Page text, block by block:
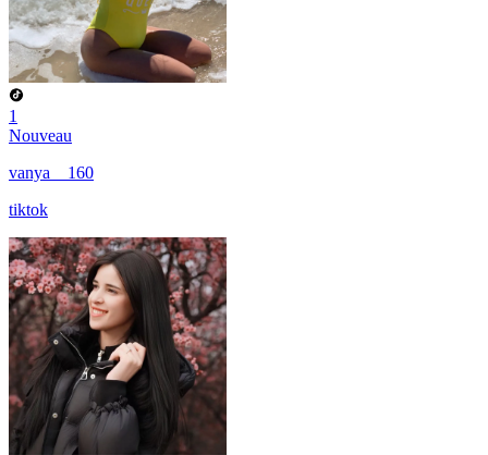
1
Nouveau
vanya__160
tiktok